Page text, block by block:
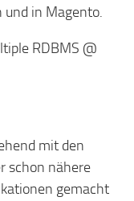
in Magento.
RDBMS @
mit den
schon nähere
gemacht